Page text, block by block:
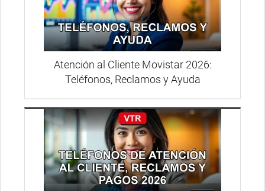
Atención al Cliente Movistar 2026:
Teléfonos, Reclamos y Ayuda